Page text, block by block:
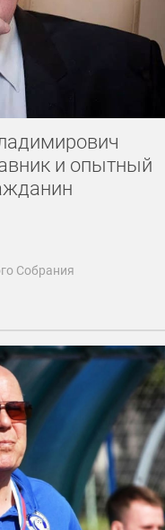
и опытный
Собрания